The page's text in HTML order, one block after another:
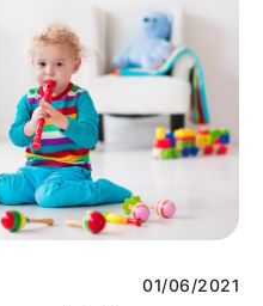
01/06/2021